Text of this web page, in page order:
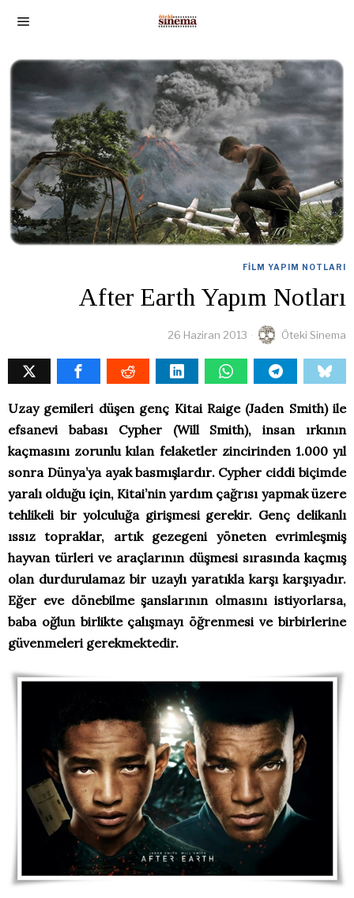
FILM YAPIM NOTLARI
After Earth Yapım Notları
26 Haziran 2013 Öteki Sinema
Uzay gemileri düşen genç Kitai Raige (Jaden Smith) ile
efsanevi babası Cypher (Will Smith), insan ırkının
kaçmasını zorunlu kılan felaketler zincirinden 1.000 yıl
sonra Dünya’ya ayak basmışlardır. Cypher ciddi biçimde
yaralı olduğu için, Kitai’nin yardım çağrısı yapmak üzere
tehlikeli bir yolculuğa girişmesi gerekir. Genç delikanlı
ıssız topraklar, artık gezegeni yöneten evrimleşmiş
hayvan türleri ve araçlarının düşmesi sırasında kaçmış
olan durdurulamaz bir uzaylı yaratıkla karşı karşıyadır.
Eğer eve dönebilme şanslarının olmasını istiyorlarsa,
baba oğlun birlikte çalışmayı öğrenmesi ve birbirlerine
güvenmeleri gerekmektedir.